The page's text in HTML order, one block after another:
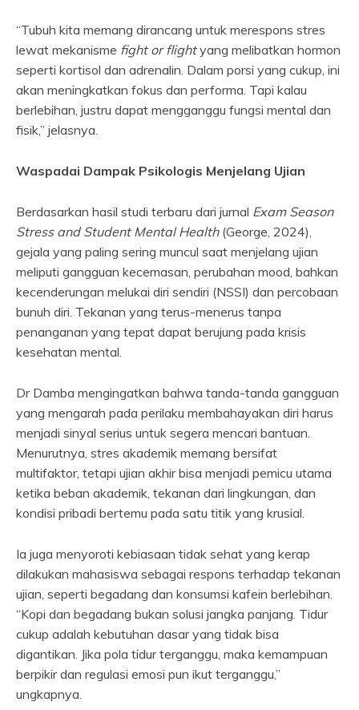
“Tubuh kita memang dirancang untuk merespons stres
lewat mekanisme fight or flightyang melibatkan hormon
seperti kortisol dan adrenalin. Dalam porsi yang cukup, ini
akan meningkatkan fokus dan performa. Tapi kalau
berlebihan, justru dapat mengganggu fungsi mental dan
fisik,” jelasnya.
Waspadai Dampak Psikologis Menjelang Ujian
Berdasarkan hasil studi terbaru dari jurnal Exam Season
Stress and Student Mental Health(George, 2024),
gejala yang paling sering muncul saat menjelang ujian
meliputi gangguan kecemasan, perubahan mood, bahkan
kecenderungan melukai diri sendiri (NSSI) dan percobaan
bunuh diri. Tekanan yang terus-menerus tanpa
penanganan yang tepat dapat berujung pada krisis
kesehatan mental.
Dr Damba mengingatkan bahwa tanda-tanda gangguan
yang mengarah pada perilaku membahayakan diri harus
menjadi sinyal serius untuk segera mencari bantuan.
Menurutnya, stres akademik memang bersifat
multifaktor, tetapi ujian akhir bisa menjadi pemicu utama
ketika beban akademik, tekanan dari lingkungan, dan
kondisi pribadi bertemu pada satu titik yang krusial.
Ia juga menyoroti kebiasaan tidak sehat yang kerap
dilakukan mahasiswa sebagai respons terhadap tekanan
ujian, seperti begadang dan konsumsi kafein berlebihan.
“Kopi dan begadang bukan solusi jangka panjang. Tidur
cukup adalah kebutuhan dasar yang tidak bisa
digantikan. Jika pola tidur terganggu, maka kemampuan
berpikir dan regulasi emosi pun ikut terganggu,”
ungkapnya.